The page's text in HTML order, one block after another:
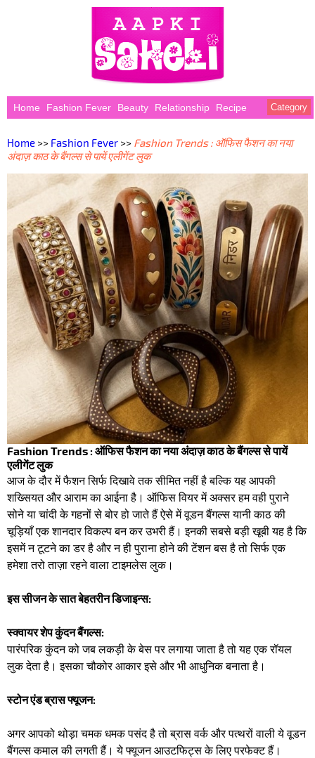
Home Fashion Fever Beauty Relationship Recipe Category
Home >> Fashion Fever >> Fashion Trends : ऑफिस फैशन का नया
अंदाज़ काठ के बैंगल्स से पायें एलीगेंट लुक
Fashion Trends : ऑफिस फैशन का नया अंदाज़ काठ के बैंगल्स से पायें
एलीगेंट लुक
आज के दौर में फैशन सिर्फ दिखावे तक सीमित नहीं है बल्कि यह आपकी
शख्सियत और आराम का आईना है। ऑफिस वियर में अक्सर हम वही पुराने
सोने या चांदी के गहनों से बोर हो जाते हैं ऐसे में वूडन बैंगल्स यानी काठ की
चूड़ियाँ एक शानदार विकल्प बन कर उभरी हैं। इनकी सबसे बड़ी खूबी यह है कि
इसमें न टूटने का डर है और न ही पुराना होने की टेंशन बस है तो सिर्फ एक
हमेशा तरो ताज़ा रहने वाला टाइमलेस लुक।
इस सीजन के सात बेहतरीन डिजाइन्स:
स्क्वायर शेप कुंदन बैंगल्स:
पारंपरिक कुंदन को जब लकड़ी के बेस पर लगाया जाता है तो यह एक रॉयल
लुक देता है। इसका चौकोर आकार इसे और भी आधुनिक बनाता है।
स्टोन एंड ब्रास फ्यूजन:
अगर आपको थोड़ा चमक धमक पसंद है तो ब्रास वर्क और पत्थरों वाली ये वूडन
बैंगल्स कमाल की लगती हैं। ये फ्यूजन आउटफिट्स के लिए परफेक्ट हैं।